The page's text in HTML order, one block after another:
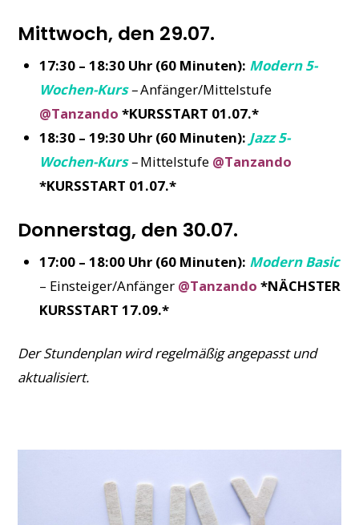
Mittwoch, den 29.07.
17:30 – 18:30 Uhr (60 Minuten): Modern 5-
Wochen-Kurs –Anfänger/Mittelstufe
@Tanzando *KURSSTART 01.07.*
18:30 – 19:30 Uhr (60 Minuten): Jazz 5-
Wochen-Kurs–Mittelstufe @Tanzando
*KURSSTART 01.07.*
Donnerstag, den 30.07.
17:00 – 18:00 Uhr (60 Minuten): Modern Basic
– Einsteiger/Anfänger @Tanzando *NÄCHSTER
KURSSTART 17.09.*
Der Stundenplan wird regelmäßig angepasst und
aktualisiert.